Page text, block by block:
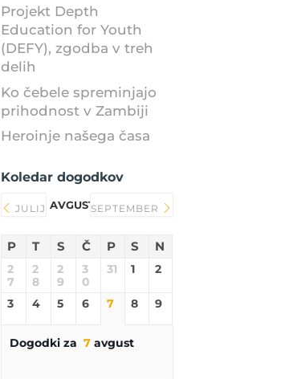
Projekt Depth
Education for Youth
(DEFY), zgodba v treh
delih
Ko čebele spreminjajo
prihodnost v Zambiji
Heroinje našega časa
Koledar dogodkov
JULIJ AVGUST 2026SEPTEMBER
P T S Č P S N
2
7
2
8
2
9
3
0
31 1 2
3 4 5 6 7 8 9
Dogodki za 7avgust